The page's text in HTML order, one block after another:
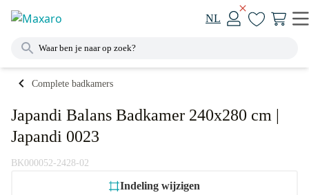
NL
Complete badkamers
Japandi Balans Badkamer 240x280 cm |
Japandi 0023
BK000052-2428-02
Indeling wijzigen